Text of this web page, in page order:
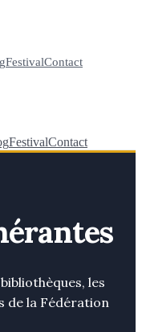
FestivalContact
FestivalContact
les
de la Fédération